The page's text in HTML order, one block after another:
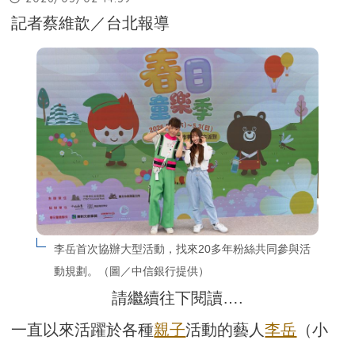
記者蔡維歆／台北報導
李岳首次協辦大型活動，找來20多年粉絲共同參與活
動規劃。（圖／中信銀行提供）
請繼續往下閱讀….
一直以來活躍於各種親子活動的藝人李岳 （小